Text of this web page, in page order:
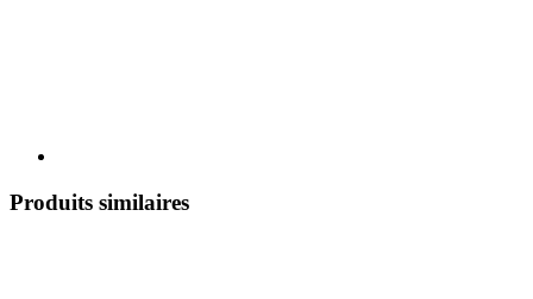
Produits similaires